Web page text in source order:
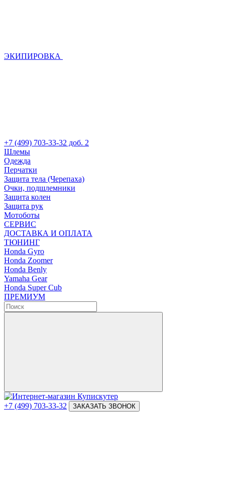
ЭКИПИРОВКА
+7 (499) 703-33-32 доб. 2
Шлемы
Одежда
Перчатки
Защита тела (Черепаха)
Очки, подшлемники
Защита колен
Защита рук
Мотоботы
СЕРВИС
ДОСТАВКА И ОПЛАТА
ТЮНИНГ
Honda Gyro
Honda Zoomer
Honda Benly
Yamaha Gear
Honda Super Cub
ПРЕМИУМ
+7 (499) 703-33-32 ЗАКАЗАТЬ ЗВОНОК